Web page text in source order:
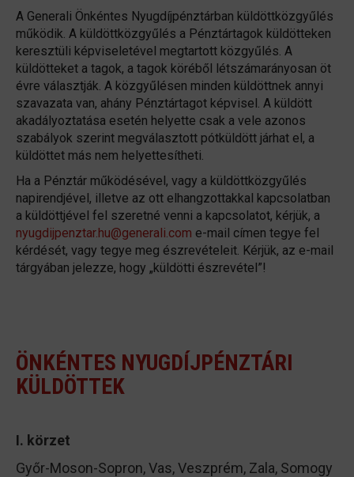
A Generali Önkéntes Nyugdíjpénztárban küldöttközgyűlés
működik. A küldöttközgyűlés a Pénztártagok küldötteken
keresztüli képviseletével megtartott közgyűlés. A
küldötteket a tagok, a tagok köréből létszámarányosan öt
évre választják. A közgyűlésen minden küldöttnek annyi
szavazata van, ahány Pénztártagot képvisel. A küldött
akadályoztatása esetén helyette csak a vele azonos
szabályok szerint megválasztott pótküldött járhat el, a
küldöttet más nem helyettesítheti.
Ha a Pénztár működésével, vagy a küldöttközgyűlés
napirendjével, illetve az ott elhangzottakkal kapcsolatban
a küldöttjével fel szeretné venni a kapcsolatot, kérjük, a
nyugdijpenztar.hu@generali.com e-mail címen tegye fel
kérdését, vagy tegye meg észrevételeit. Kérjük, az e-mail
tárgyában jelezze, hogy „küldötti észrevétel”!
ÖNKÉNTES NYUGDÍJPÉNZTÁRI
KÜLDÖTTEK
I. körzet
Győr-Moson-Sopron, Vas, Veszprém, Zala, Somogy